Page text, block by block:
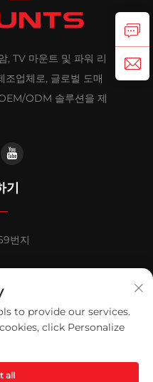
, TV 마운트 및 파워 리
조업체로, 글로벌 도매
ODM 솔루션을 제
기
번지
Manufacturing Co.,Ltd.
to provide our services.
click Personalize
all